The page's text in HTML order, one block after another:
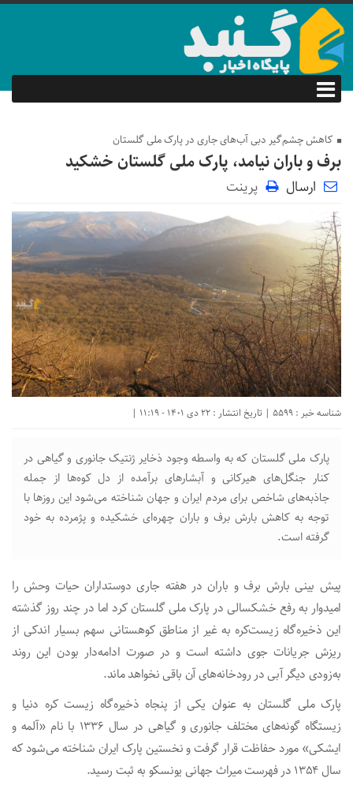
کاهش چشم‌گیر دبی آب‌های جاری در پارک ملی گلستان
برف و باران نیامد، پارک ملی گلستان خشکید
ارسال پرینت
شناسه خبر : 5599 | تاریخ انتشار : 22 دی 1401 - 11:19 |
پارک ملی گلستان که به واسطه وجود ذخایر ژنتیک جانوری و گیاهی در
کنار جنگل‌های هیرکانی و آبشارهای برآمده از دل کوه‌ها از جمله
جاذبه‌های شاخص برای مردم ایران و جهان شناخته می‌شود این روزها با
توجه به کاهش بارش برف و باران چهره‌ای خشکیده و پژمرده به خود
گرفته است.
پیش بینی بارش برف و باران در هفته جاری دوستداران حیات وحش را
امیدوار به رفع خشکسالی در پارک ملی گلستان کرد اما در چند روز گذشته
این ذخیره‌گاه زیست‌کره به غیر از مناطق کوهستانی‌ سهم بسیار اندکی از
ریزش جریانات جوی داشته است و در صورت ادامه‌دار بودن این روند
به‌زودی دیگر آبی در رودخانه‌های آن باقی نخواهد ماند.
پارک ملی گلستان به عنوان یکی از پنجاه ذخیره‌گاه‌ زیست کره دنیا و
زیستگاه گونه‌های مختلف جانوری و گیاهی در سال ۱۳۳۶ با نام «آلمه و
ایشکی» مورد حفاظت قرار گرفت و نخستین پارک ایران شناخته می‌شود که
سال ۱۳۵۴ در فهرست میراث جهانی یونسکو به ثبت رسید.